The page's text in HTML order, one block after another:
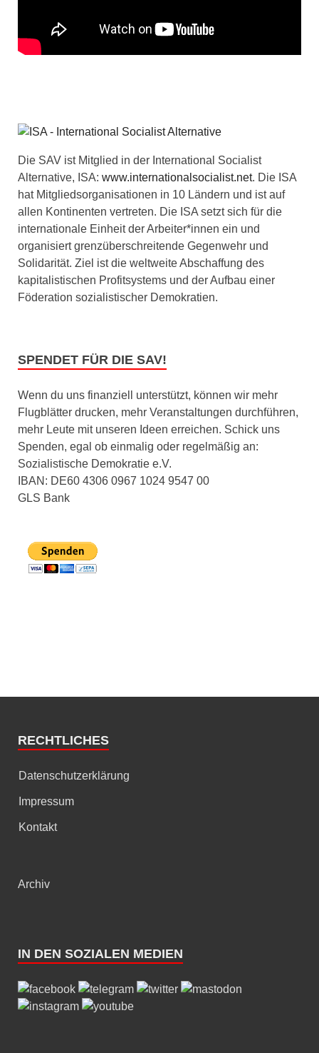
Die SAV ist Mitglied in der International Socialist
Alternative, ISA: www.internationalsocialist.net. Die ISA
hat Mitgliedsorganisationen in 10 Ländern und ist auf
allen Kontinenten vertreten. Die ISA setzt sich für die
internationale Einheit der Arbeiter*innen ein und
organisiert grenzüberschreitende Gegenwehr und
Solidarität. Ziel ist die weltweite Abschaffung des
kapitalistischen Profitsystems und der Aufbau einer
Föderation sozialistischer Demokratien.
SPENDET FÜR DIE SAV!
Wenn du uns finanziell unterstützt, können wir mehr
Flugblätter drucken, mehr Veranstaltungen durchführen,
mehr Leute mit unseren Ideen erreichen. Schick uns
Spenden, egal ob einmalig oder regelmäßig an:
Sozialistische Demokratie e.V.
IBAN: DE60 4306 0967 1024 9547 00
GLS Bank
RECHTLICHES
Datenschutzerklärung
Impressum
Kontakt
Archiv
IN DEN SOZIALEN MEDIEN